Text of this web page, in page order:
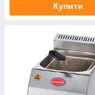
Купити